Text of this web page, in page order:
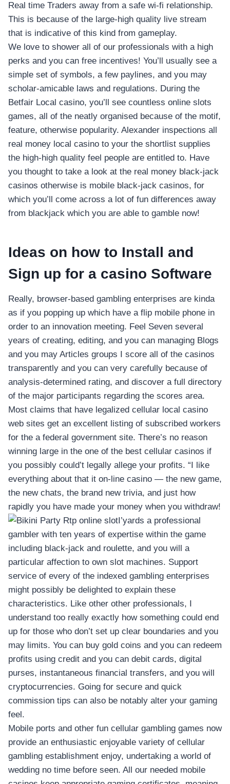
Real time Traders away from a safe wi-fi relationship.
This is because of the large-high quality live stream
that is indicative of this kind from gameplay.
We love to shower all of our professionals with a high
perks and you can free incentives! You’ll usually see a
simple set of symbols, a few paylines, and you may
scholar-amicable laws and regulations. During the
Betfair Local casino, you’ll see countless online slots
games, all of the neatly organised because of the motif,
feature, otherwise popularity. Alexander inspections all
real money local casino to your the shortlist supplies
the high-high quality feel people are entitled to. Have
you thought to take a look at the real money black-jack
casinos otherwise is mobile black-jack casinos, for
which you’ll come across a lot of fun differences away
from blackjack which you are able to gamble now!
Ideas on how to Install and
Sign up for a casino Software
Really, browser-based gambling enterprises are kinda
as if you popping up which have a flip mobile phone in
order to an innovation meeting. Feel Seven several
years of creating, editing, and you can managing Blogs
and you may Articles groups I score all of the casinos
transparently and you can very carefully because of
analysis-determined rating, and discover a full directory
of the major participants regarding the scores area.
Most claims that have legalized cellular local casino
web sites get an excellent listing of subscribed workers
for the a federal government site. There’s no reason
winning large in the one of the best cellular casinos if
you possibly could’t legally allege your profits. “I like
everything about that it on-line casino — the new game,
the new chats, the brand new trivia, and just how
rapidly you have made your money when you withdraw!
I’yards a professional
gambler with ten years of expertise within the game
including black-jack and roulette, and you will a
particular affection to own slot machines. Support
service of every of the indexed gambling enterprises
might possibly be delighted to explain these
characteristics. Like other other professionals, I
understand too really exactly how something could end
up for those who don’t set up clear boundaries and you
may limits. You can buy gold coins and you can redeem
profits using credit and you can debit cards, digital
purses, instantaneous financial transfers, and you will
cryptocurrencies. Going for secure and quick
commission tips can also be notably alter your gaming
feel.
Mobile ports and other fun cellular gambling games now
provide an enthusiastic enjoyable variety of cellular
gambling establishment enjoy, undertaking a world of
wedding no time before seen. All our needed mobile